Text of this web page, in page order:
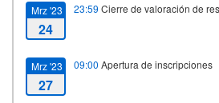
Mrz '23
24
23:59 Cierre de valoración de
Mrz '23
27
09:00 Apertura de inscripciones